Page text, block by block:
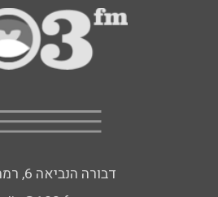
דבורה הנביאה 6, רמת השרון